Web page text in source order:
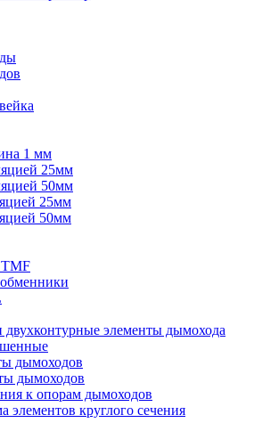
1 мм
25мм
50мм
25мм
50мм
элементы дымохода
дымоходов
дымоходов
к опорам дымоходов
элементов круглого сечения